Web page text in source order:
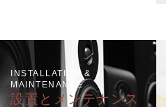
INSTALLATION &
MAINTENANCE
設置とメンテナンス